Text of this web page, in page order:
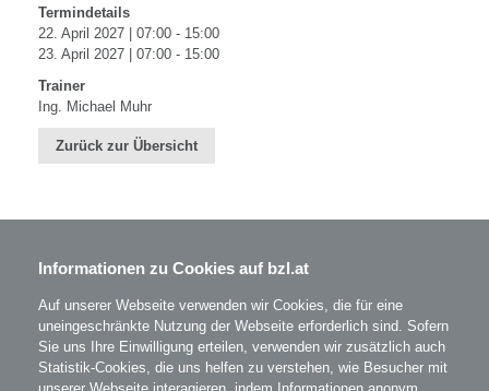
Termindetails
22. April 2027 | 07:00 - 15:00
23. April 2027 | 07:00 - 15:00
Trainer
Ing. Michael Muhr
Zurück zur Übersicht
BZL - Bildungszentrum Lenzing GmbH
A-4860 Lenzing
T: 07672 701-3531
office@bzl.at
Informationen zu Cookies auf bzl.at
Auf unserer Webseite verwenden wir Cookies, die für eine
uneingeschränkte Nutzung der Webseite erforderlich sind. Sofern
Sie uns Ihre Einwilligung erteilen, verwenden wir zusätzlich auch
Statistik-Cookies, die uns helfen zu verstehen, wie Besucher mit